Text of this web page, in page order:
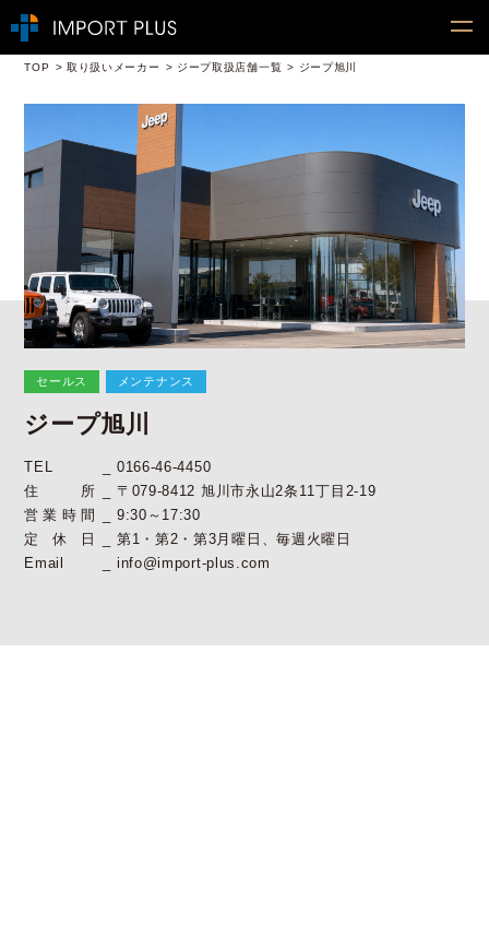
TOP 取り扱いメーカー ジープ取扱店舗一覧 ジープ旭川
セールス メンテナンス
ジープ旭川
TEL
0166-46-4450
住所
〒079-8412 旭川市永山2条11丁目2-19
営業時間
9:30～17:30
定休日
第1・第2・第3月曜日、毎週火曜日
Email
info@import-plus.com